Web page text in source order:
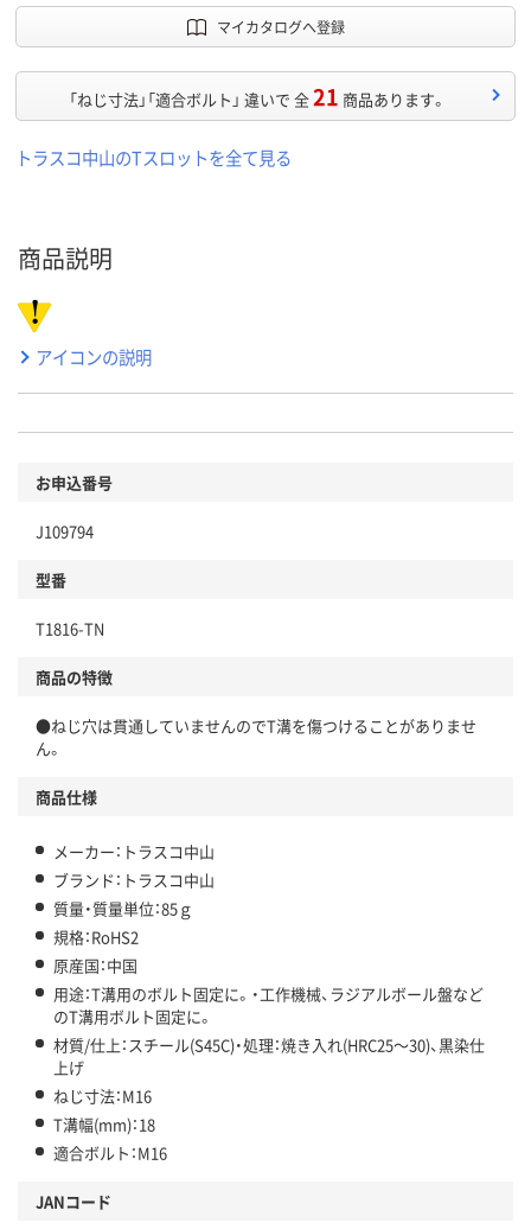
マイカタログへ登録
「ねじ寸法」「適合ボルト」 違いで 全21 商品あります。
トラスコ中山のTスロットを全て見る
商品説明
アイコンの説明
お申込番号
J109794
型番
T1816-TN
商品の特徴
●ねじ穴は貫通していませんのでT溝を傷つけることがありませ
ん。
商品仕様
メーカー：トラスコ中山
ブランド：トラスコ中山
質量・質量単位：85ｇ
規格：RoHS2
原産国：中国
用途：T溝用のボルト固定に。・工作機械、ラジアルボール盤など
のT溝用ボルト固定に。
材質/仕上：スチール(S45C)・処理：焼き入れ(HRC25～30)、黒染仕
上げ
ねじ寸法：M16
T溝幅(mm)：18
適合ボルト：M16
JANコード